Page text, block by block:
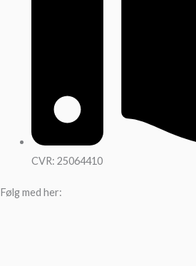
CVR: 25064410
Følg med her: